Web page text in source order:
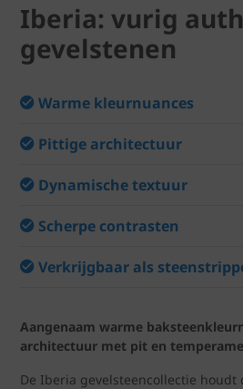
Iberia: vurig
gevelstenen
Warme kleurnuances
Pittige architectuur
Dynamische textuur
Scherpe contrasten
Verkrijgbaar als
Aangenaam warme
architectuur met pit en
De Iberia gevelsteencollectie houdt